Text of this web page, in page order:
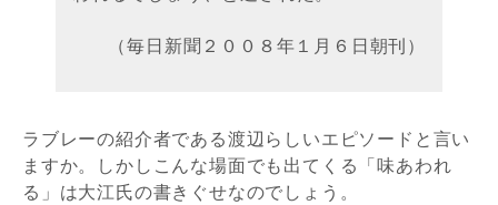
（毎日新聞２００８年１月６日朝刊）
ラブレーの紹介者である渡辺らしいエピソードと言い
ますか。しかしこんな場面でも出てくる「味あわれ
る」は大江氏の書きぐせなのでしょう。